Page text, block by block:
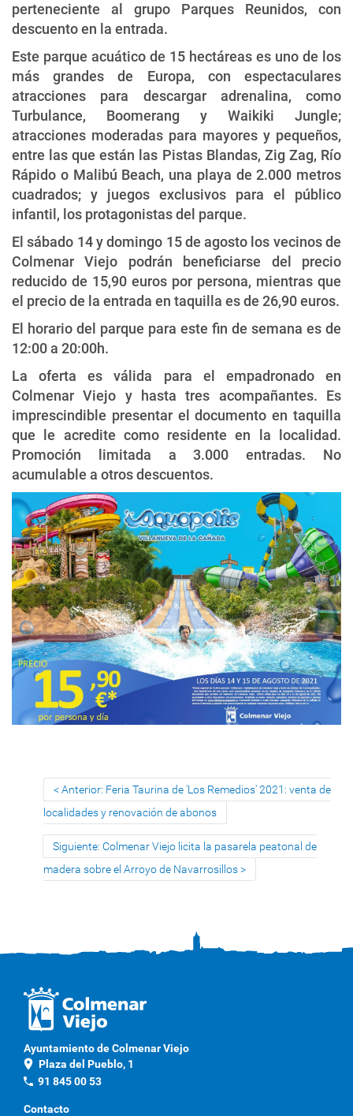
perteneciente al grupo Parques Reunidos, con
descuento en la entrada.
Este parque acuático de 15 hectáreas es uno de los
más grandes de Europa, con espectaculares
atracciones para descargar adrenalina, como
Turbulance, Boomerang y Waikiki Jungle;
atracciones moderadas para mayores y pequeños,
entre las que están las Pistas Blandas, Zig Zag, Río
Rápido o Malibú Beach, una playa de 2.000 metros
cuadrados; y juegos exclusivos para el público
infantil, los protagonistas del parque.
El sábado 14 y domingo 15 de agosto los vecinos de
Colmenar Viejo podrán beneficiarse del precio
reducido de 15,90 euros por persona, mientras que
el precio de la entrada en taquilla es de 26,90 euros.
El horario del parque para este fin de semana es de
12:00 a 20:00h.
La oferta es válida para el empadronado en
Colmenar Viejo y hasta tres acompañantes. Es
imprescindible presentar el documento en taquilla
que le acredite como residente en la localidad.
Promoción limitada a 3.000 entradas. No
acumulable a otros descuentos.
Anterior: Feria Taurina de 'Los Remedios' 2021: venta de
localidades y renovación de abonos
Siguiente: Colmenar Viejo licita la pasarela peatonal de
madera sobre el Arroyo de Navarrosillos
Ayuntamiento de Colmenar Viejo
location_on Plaza del Pueblo, 1
phone 91 845 00 53
Contacto